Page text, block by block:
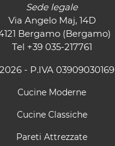
Sede legale
Via Angelo Maj, 14D
Bergamo (Bergamo)
Tel +39 035-217761
- P.IVA 03909030169
Cucine Moderne
Cucine Classiche
Pareti Attrezzate